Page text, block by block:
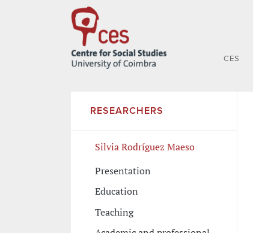
CES
RESEARCHERS
Silvia Rodríguez Maeso
Presentation
Education
Teaching